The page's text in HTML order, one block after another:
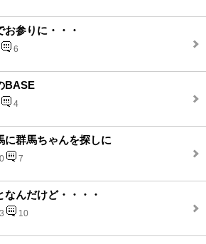
お参りに・・・
6
BASE
4
に群馬ちゃんを探しに
7
なんだけど・・・・
10